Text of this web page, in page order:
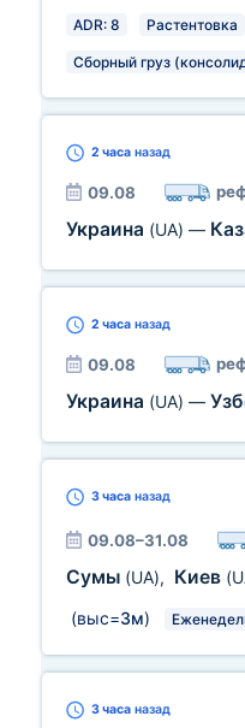
ADR: 8 Растентовка
Сборный груз
2 часа назад
09.08
Украина (UA) —
2 часа назад
09.08
Украина (UA) —
3 часа назад
09.08–31.08
Сумы (UA), Киев
(выс=3м)
3 часа назад